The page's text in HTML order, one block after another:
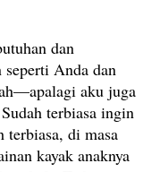
dan
Anda dan
aku juga
terbiasa ingin
terbiasa, di masa
kayak anaknya